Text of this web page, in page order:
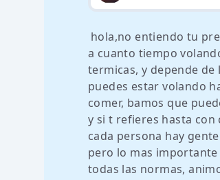
hola,no entiendo tu
a cuanto tiempo
termicas, y depende
puedes estar volando
comer, bamos que
y si t refieres hasta con
cada persona hay
pero lo mas
todas las normas,